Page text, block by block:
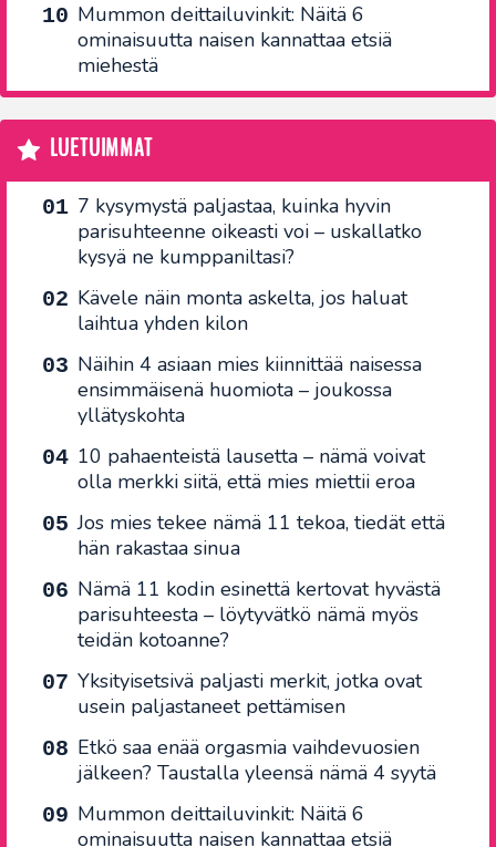
Mummon deittailuvinkit: Näitä 6
ominaisuutta naisen kannattaa etsiä
miehestä
LUETUIMMAT
7 kysymystä paljastaa, kuinka hyvin
parisuhteenne oikeasti voi – uskallatko
kysyä ne kumppaniltasi?
Kävele näin monta askelta, jos haluat
laihtua yhden kilon
Näihin 4 asiaan mies kiinnittää naisessa
ensimmäisenä huomiota – joukossa
yllätyskohta
10 pahaenteistä lausetta – nämä voivat
olla merkki siitä, että mies miettii eroa
Jos mies tekee nämä 11 tekoa, tiedät että
hän rakastaa sinua
Nämä 11 kodin esinettä kertovat hyvästä
parisuhteesta – löytyvätkö nämä myös
teidän kotoanne?
Yksityisetsivä paljasti merkit, jotka ovat
usein paljastaneet pettämisen
Etkö saa enää orgasmia vaihdevuosien
jälkeen? Taustalla yleensä nämä 4 syytä
Mummon deittailuvinkit: Näitä 6
ominaisuutta naisen kannattaa etsiä